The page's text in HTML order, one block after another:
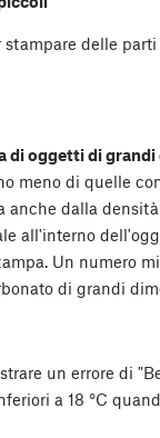
stampare delle
di oggetti di
meno di quelle
anche dalla
all'interno
Un numero
di grandi
un errore di
a 18 °C